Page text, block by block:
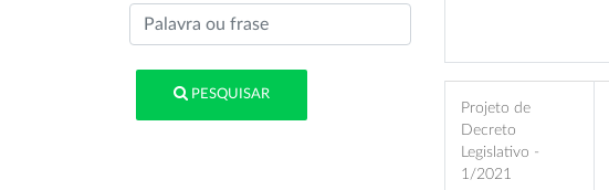
PESQUISAR
Projeto de
Decreto
Legislativo -
1/2021